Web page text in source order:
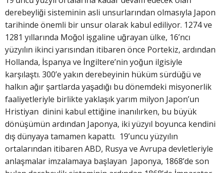
derebeyliği sisteminin asli unsurlarından olmasıyla Japon
tarihinde önemli bir unsur olarak kabul ediliyor. 1274 ve
1281 yıllarında Moğol işgaline uğrayan ülke, 16’ncı
yüzyılın ikinci yarısından itibaren önce Portekiz, ardından
Hollanda, İspanya ve İngiltere’nin yoğun ilgisiyle
karşılaştı. 300’e yakın derebeyinin hüküm sürdüğü ve
halkın ağır şartlarda yaşadığı bu dönemdeki misyonerlik
faaliyetleriyle birlikte yaklaşık yarım milyon Japon’un
Hristiyan dinini kabul ettiğine inanılırken, bu büyük
dönüşümün ardından Japonya, iki yüzyıl boyunca kendini
dış dünyaya tamamen kapattı. 19’uncu yüzyılın
ortalarından itibaren ABD, Rusya ve Avrupa devletleriyle
anlaşmalar imzalamaya başlayan Japonya, 1868’de son